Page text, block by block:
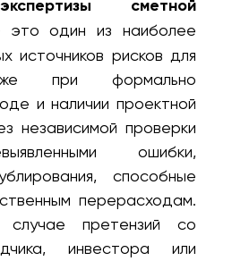
сметной
это один из наиболее
источников рисков для
при формально
и наличии проектной
независимой проверки
ошибки,
способные
перерасходам.
претензий со
инвестора или